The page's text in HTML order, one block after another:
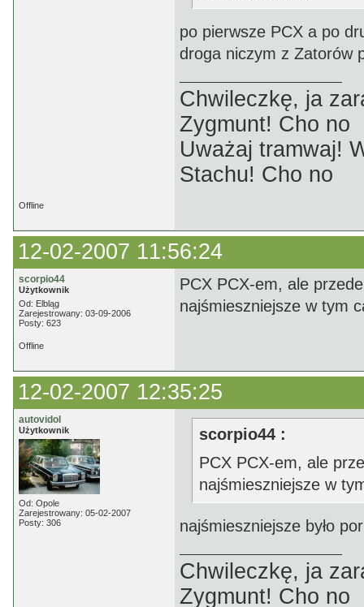
po pierwsze PCX a po
droga niczym z Zatorów
Chwileczkę, ja
Zygmunt! Cho no
Uważaj tramwaj!
Stachu! Cho no
Offline
12-02-2007 11:56:24
scorpio44
Użytkownik
Od: Elbląg
Zarejestrowany: 03-09-2006
Posty: 623
PCX PCX-em, ale
najśmieszniejsze w tym
Offline
12-02-2007 12:35:25
autovidol
Użytkownik
Od: Opole
Zarejestrowany: 05-02-2007
Posty: 306
scorpio44 :
PCX PCX-em, ale
najśmieszniejsze w
najśmieszniejsze było
Chwileczkę, ja
Zygmunt! Cho no